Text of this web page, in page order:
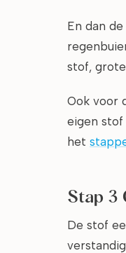
En dan
stof,
Ook voor
eigen stof
het
Stap 3
De stof